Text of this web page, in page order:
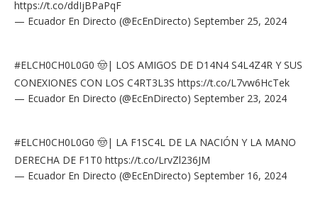
https://t.co/ddIjBPaPqF
— Ecuador En Directo (@EcEnDirecto) September 25, 2024
#ELCH0CH0L0G0 🤠| LOS AMIGOS DE D14N4 S4L4Z4R Y SUS
CONEXIONES CON LOS C4RT3L3S https://t.co/L7vw6HcTek
— Ecuador En Directo (@EcEnDirecto) September 23, 2024
#ELCH0CH0L0G0 🤠| LA F1SC4L DE LA NACIÓN Y LA MANO
DERECHA DE F1T0 https://t.co/LrvZl236JM
— Ecuador En Directo (@EcEnDirecto) September 16, 2024